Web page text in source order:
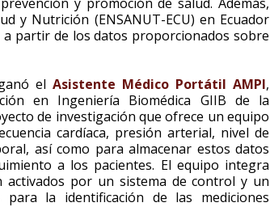
y Nutrición (ENSANUT-ECU) en Ecuador
partir de los datos proporcionados sobre
el Asistente Médico Portátil AMPI,
en Ingeniería Biomédica GIIB de la
de investigación que ofrece un equipo
cardíaca, presión arterial, nivel de
así como para almacenar estos datos
a los pacientes. El equipo integra
activados por un sistema de control y un
la identificación de las mediciones